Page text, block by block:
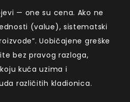
— one su cena. Ako ne
(value), sistematski
Uobičajene greške
bez pravog razloga,
kuća uzima i
različitih kladionica.